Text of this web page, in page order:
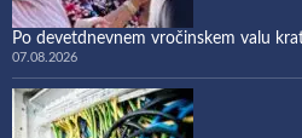
Po devetdnevnem vročinskem valu
07.08.2026